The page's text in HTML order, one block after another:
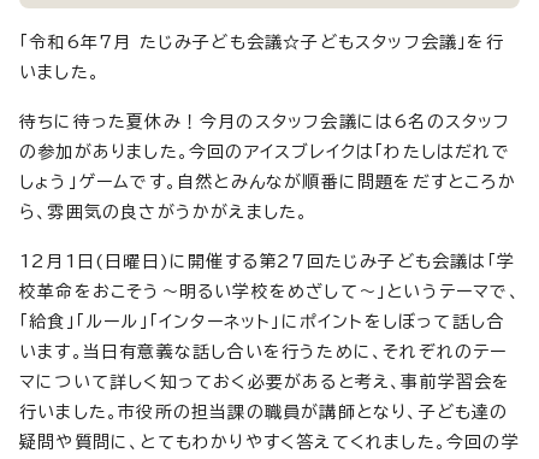
「令和6年7月 たじみ子ども会議☆子どもスタッフ会議」を行
いました。
待ちに待った夏休み！今月のスタッフ会議には6名のスタッフ
の参加がありました。今回のアイスブレイクは「わたしはだれで
しょう」ゲームです。自然とみんなが順番に問題をだすところか
ら、雰囲気の良さがうかがえました。
12月1日(日曜日)に開催する第27回たじみ子ども会議は「学
校革命をおこそう～明るい学校をめざして～」というテーマで、
「給食」「ルール」「インターネット」にポイントをしぼって話し合
います。当日有意義な話し合いを行うために、それぞれのテー
マについて詳しく知っておく必要があると考え、事前学習会を
行いました。市役所の担当課の職員が講師となり、子ども達の
疑問や質問に、とてもわかりやすく答えてくれました。今回の学